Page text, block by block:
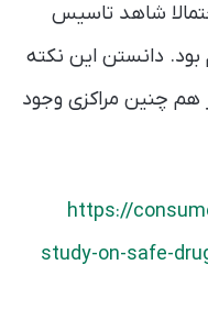
شاهد تاسیس
دانستن این نکته
کشور دیگر هم چنین مراکزی وجود
https://
study-on-safe-